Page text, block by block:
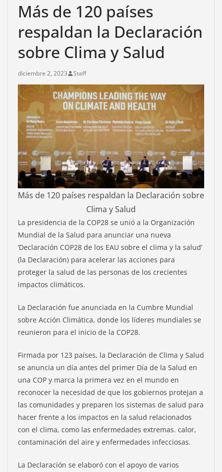
Más de 120 países
respaldan la Declaración
sobre Clima y Salud
diciembre 2, 2023 Staff
Más de 120 países respaldan la Declaración sobre
Clima y Salud
La presidencia de la COP28 se unió a la Organización
Mundial de la Salud para anunciar una nueva
‘Declaración COP28 de los EAU sobre el clima y la salud’
(la Declaración) para acelerar las acciones para
proteger la salud de las personas de los crecientes
impactos climáticos.
La Declaración fue anunciada en la Cumbre Mundial
sobre Acción Climática, donde los líderes mundiales se
reunieron para el inicio de la COP28.
Firmada por 123 países, la Declaración de Clima y Salud
se anuncia un día antes del primer Día de la Salud en
una COP y marca la primera vez en el mundo en
reconocer la necesidad de que los gobiernos protejan a
las comunidades y preparen los sistemas de salud para
hacer frente a los impactos en la salud relacionados
con el clima, como las enfermedades extremas. calor,
contaminación del aire y enfermedades infecciosas.
La Declaración se elaboró ​​con el apoyo de varios